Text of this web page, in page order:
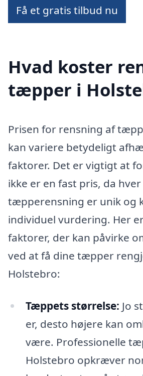
Få et gratis tilbud nu
Hvad koster
tæpper i
Prisen for rensning af
kan variere betydeligt
faktorer. Det er vigtigt at
ikke er en fast pris, da hver
tæpperensning er unik og
individuel vurdering. Her
faktorer, der kan påvirke
ved at få dine tæpper
Holstebro:
Tæppets størrelse: Jo
er, desto højere kan
være. Professionelle
Holstebro opkræver